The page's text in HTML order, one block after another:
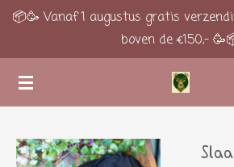
Ga
de
hoofdinhoud
📦🥳 Vanaf 1 augustus gratis
boven de €150,-